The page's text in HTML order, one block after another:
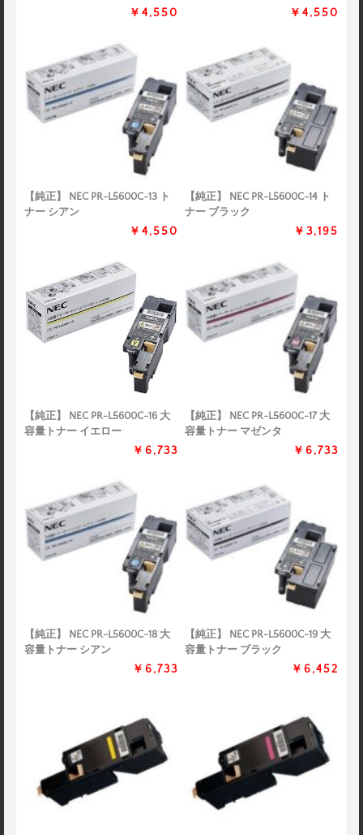
￥4,550 ￥4,550
【純正】 NEC PR-L5600C-13 ト
ナー シアン
￥4,550
【純正】 NEC PR-L5600C-14 ト
ナー ブラック
￥3,195
【純正】 NEC PR-L5600C-16 大
容量トナー イエロー
￥6,733
【純正】 NEC PR-L5600C-17 大
容量トナー マゼンタ
￥6,733
【純正】 NEC PR-L5600C-18 大
容量トナー シアン
￥6,733
【純正】 NEC PR-L5600C-19 大
容量トナー ブラック
￥6,452